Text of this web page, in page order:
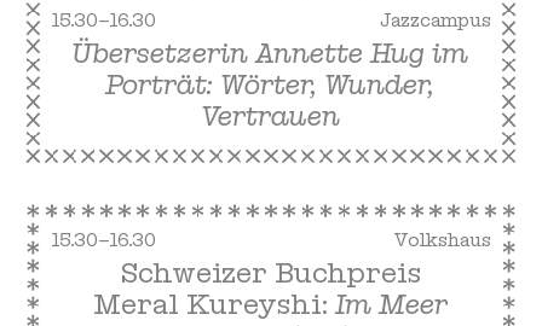
15.30–16.30 Jazzcampus
Übersetzerin Annette Hug im
Porträt: Wörter, Wunder,
Vertrauen
15.30–16.30 Volkshaus
Schweizer Buchpreis
Meral Kureyshi:Im Meer